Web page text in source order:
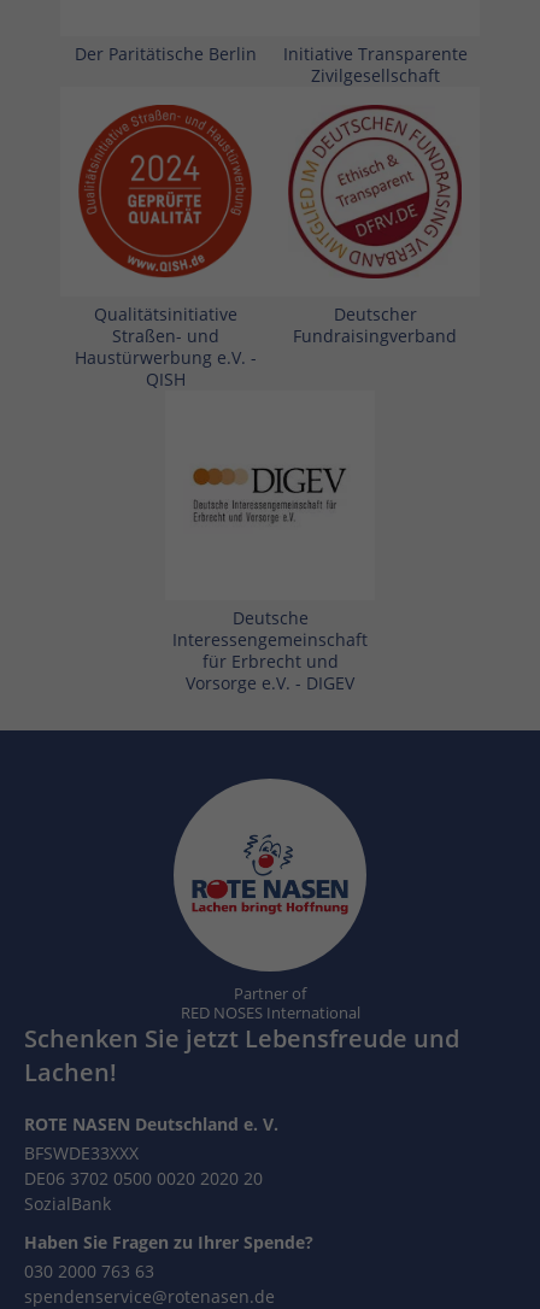
Der Paritätische Berlin
Initiative Transparente
Zivilgesellschaft
Qualitätsinitiative
Straßen- und
Haustürwerbung e.V. -
QISH
Deutscher
Fundraisingverband
Deutsche
Interessengemeinschaft
für Erbrecht und
Vorsorge e.V. - DIGEV
Partner of
RED NOSES International
Schenken Sie jetzt Lebensfreude und
Lachen!
ROTE NASEN Deutschland e. V.
BFSWDE33XXX
DE06 3702 0500 0020 2020 20
SozialBank
Haben Sie Fragen zu Ihrer Spende?
030 2000 763 63
spendenservice@rotenasen.de